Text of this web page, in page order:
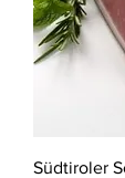
Südtiroler